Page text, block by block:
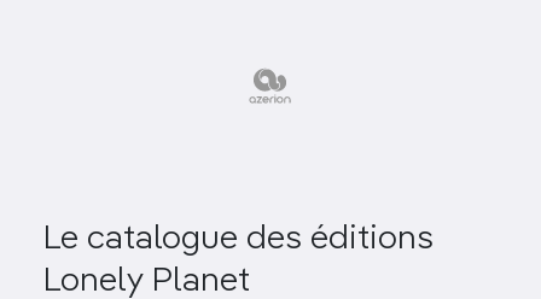
Le catalogue des éditions
Lonely Planet